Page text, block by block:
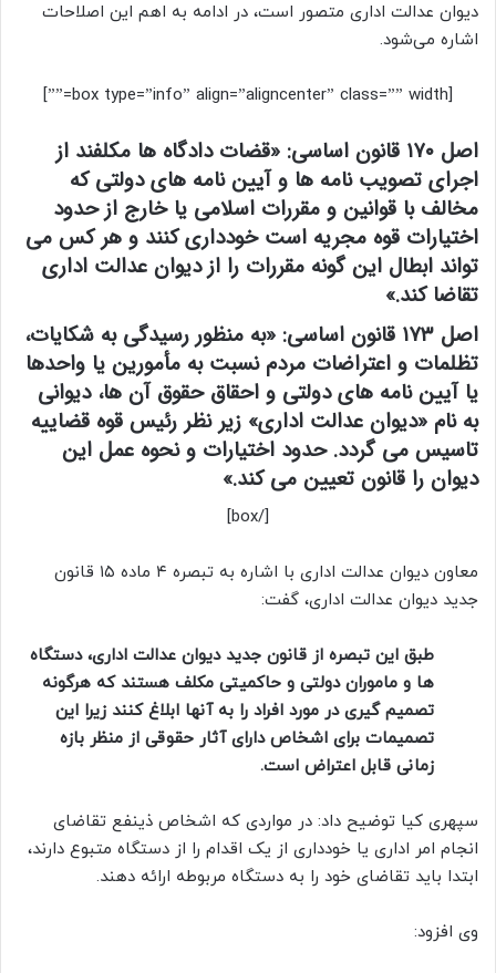
دیوان عدالت اداری متصور است، در ادامه به اهم این اصلاحات
اشاره می‌شود.
[box type=”info” align=”aligncenter” class=”” width=””]
اصل ۱۷۰ قانون اساسی: «قضات دادگاه ها مکلفند از
اجرای تصویب نامه ها و آیین نامه های دولتی که
مخالف با قوانین و مقررات اسلامی یا خارج از حدود
اختیارات قوه مجریه است خودداری کنند و هر کس می
تواند ابطال این گونه مقررات را از دیوان عدالت اداری
تقاضا کند.»
اصل ۱۷۳ قانون اساسی: «به منظور رسیدگی به شکایات،
تظلمات و اعتراضات مردم نسبت به مأمورین یا واحدها
یا آیین نامه های دولتی و احقاق حقوق آن ها، دیوانی
به نام «دیوان عدالت اداری» زیر نظر رئیس قوه قضاییه
تاسیس می گردد. حدود اختیارات و نحوه عمل این
دیوان را قانون تعیین می کند.»
[/box]
معاون دیوان عدالت اداری با اشاره به تبصره ۴ ماده ۱۵ قانون
جدید دیوان عدالت اداری، گفت:
طبق این تبصره از قانون جدید دیوان عدالت اداری، دستگاه
ها و ماموران دولتی و حاکمیتی مکلف هستند که هرگونه
تصمیم گیری در مورد افراد را به آنها ابلاغ کنند زیرا این
تصمیمات برای اشخاص دارای آثار حقوقی از منظر بازه
زمانی قابل اعتراض است.
سپهری کیا توضیح داد: در مواردی که اشخاص ذینفع تقاضای
انجام امر اداری یا خودداری از یک اقدام را از دستگاه متبوع دارند،
ابتدا باید تقاضای خود را به دستگاه مربوطه ارائه دهند.
وی افزود: